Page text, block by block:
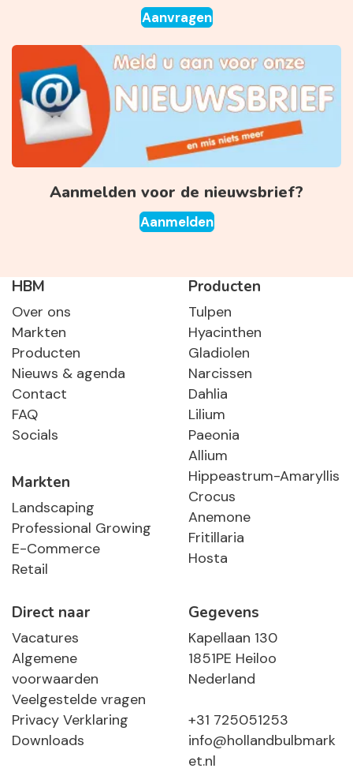
Aanvragen
Aanmelden voor de nieuwsbrief?
Aanmelden
HBM
Over ons
Markten
Producten
Nieuws & agenda
Contact
FAQ
Socials
Markten
Landscaping
Professional Growing
E-Commerce
Retail
Producten
Tulpen
Hyacinthen
Gladiolen
Narcissen
Dahlia
Lilium
Paeonia
Allium
Hippeastrum-Amaryllis
Crocus
Anemone
Fritillaria
Hosta
Direct naar
Vacatures
Algemene
voorwaarden
Veelgestelde vragen
Privacy Verklaring
Downloads
Gegevens
Kapellaan 130
1851PE Heiloo
Nederland
+31 725051253
info@hollandbulbmark
et.nl